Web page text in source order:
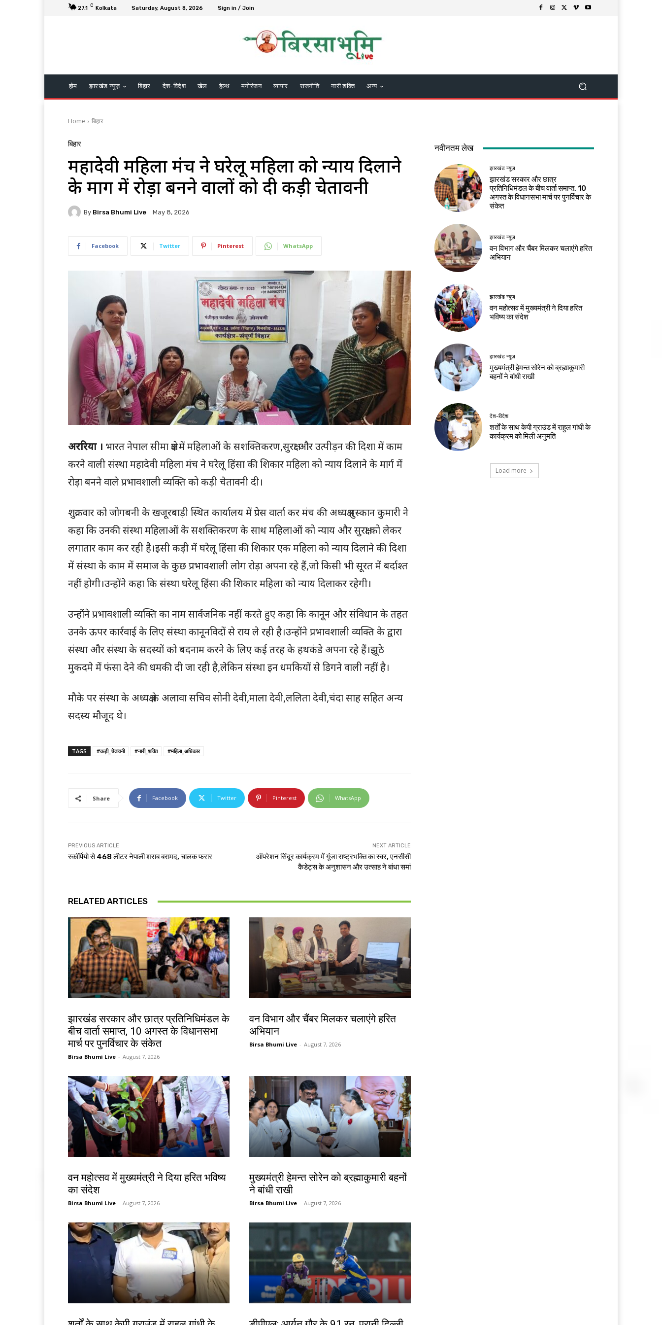
27.1 C Kolkata Saturday, August 8, 2026 Sign in / Join
होम झारखंड न्यूज़ बिहार देश-विदेश खेल हेल्थ मनोरंजन व्यापार राजनीति नारी शक्ति अन्य
Home बिहार
बिहार
महादेवी महिला मंच ने घरेलू महिला को न्याय दिलाने
के मार्ग में रोड़ा बनने वालों को दी कड़ी चेतावनी
By Birsa Bhumi Live May 8, 2026
Facebook Twitter Pinterest WhatsApp
अररिया । भारत नेपाल सीमा क्षेत्र में महिलाओं के सशक्तिकरण,सुरक्षा और उत्पीड़न की दिशा में काम
करने वाली संस्था महादेवी महिला मंच ने घरेलू हिंसा की शिकार महिला को न्याय दिलाने के मार्ग में
रोड़ा बनने वाले प्रभावशाली व्यक्ति को कड़ी चेतावनी दी।
शुक्रवार को जोगबनी के खजूरबाड़ी स्थित कार्यालय में प्रेस वार्ता कर मंच की अध्यक्ष मुस्कान कुमारी ने
कहा कि उनकी संस्था महिलाओं के सशक्तिकरण के साथ महिलाओं को न्याय और सुरक्षा को लेकर
लगातार काम कर रही है।इसी कड़ी में घरेलू हिंसा की शिकार एक महिला को न्याय दिलाने की दिशा
में संस्था के काम में समाज के कुछ प्रभावशाली लोग रोड़ा अपना रहे हैं,जो किसी भी सूरत में बर्दाश्त
नहीं होगी।उन्होंने कहा कि संस्था घरेलू हिंसा की शिकार महिला को न्याय दिलाकर रहेगी।
उन्होंने प्रभावशाली व्यक्ति का नाम सार्वजनिक नहीं करते हुए कहा कि कानून और संविधान के तहत
उनके ऊपर कार्रवाई के लिए संस्था कानूनविदों से राय ले रही है।उन्होंने प्रभावशाली व्यक्ति के द्वारा
संस्था और संस्था के सदस्यों को बदनाम करने के लिए कई तरह के हथकंडे अपना रहे हैं।झूठे
मुकदमे में फंसा देने की धमकी दी जा रही है,लेकिन संस्था इन धमकियों से डिगने वाली नहीं है।
मौके पर संस्था के अध्यक्ष के अलावा सचिव सोनी देवी,माला देवी,ललिता देवी,चंदा साह सहित अन्य
सदस्य मौजूद थे।
TAGS #कड़ी_चेतावनी #नारी_शक्ति #महिला_अधिकार
Share Facebook Twitter Pinterest WhatsApp
PREVIOUS ARTICLE
स्कॉर्पियो से 468 लीटर नेपाली शराब बरामद, चालक फरार
NEXT ARTICLE
ऑपरेशन सिंदूर कार्यक्रम में गूंजा राष्ट्रभक्ति का स्वर, एनसीसी
कैडेट्स के अनुशासन और उत्साह ने बांधा समां
RELATED ARTICLES
झारखंड सरकार और छात्र प्रतिनिधिमंडल के
बीच वार्ता समाप्त, 10 अगस्त के विधानसभा
मार्च पर पुनर्विचार के संकेत
Birsa Bhumi Live - August 7, 2026
वन विभाग और चैंबर मिलकर चलाएंगे हरित
अभियान
Birsa Bhumi Live - August 7, 2026
वन महोत्सव में मुख्यमंत्री ने दिया हरित भविष्य
का संदेश
Birsa Bhumi Live - August 7, 2026
मुख्यमंत्री हेमन्त सोरेन को ब्रह्माकुमारी बहनों
ने बांधी राखी
Birsa Bhumi Live - August 7, 2026
नवीनतम लेख
झारखंड न्यूज़
झारखंड सरकार और छात्र
प्रतिनिधिमंडल के बीच वार्ता समाप्त, 10
अगस्त के विधानसभा मार्च पर पुनर्विचार के
संकेत
झारखंड न्यूज़
वन विभाग और चैंबर मिलकर चलाएंगे हरित
अभियान
झारखंड न्यूज़
वन महोत्सव में मुख्यमंत्री ने दिया हरित
भविष्य का संदेश
झारखंड न्यूज़
मुख्यमंत्री हेमन्त सोरेन को ब्रह्माकुमारी
बहनों ने बांधी राखी
देश-विदेश
शर्तों के साथ केपी ग्राउंड में राहुल गांधी के
कार्यक्रम को मिली अनुमति
Load more